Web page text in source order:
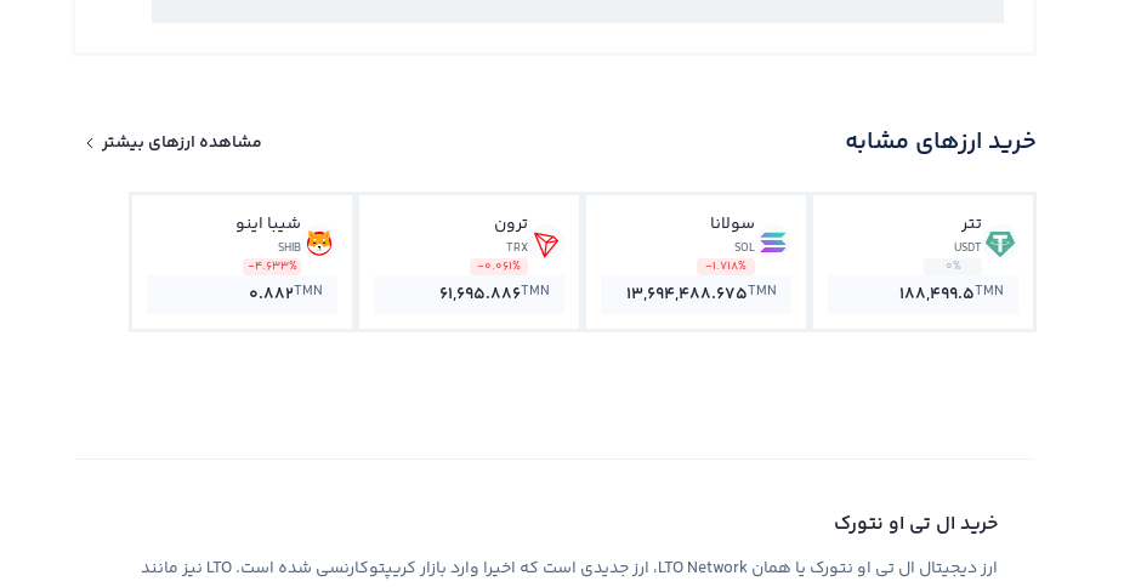
خرید ارزهای مشابه مشاهده ارزهای بیشتر
تتر
USDT
0%
188,499.5TMN
سولانا
SOL
-1.718%
13,694,488.675TMN
ترون
TRX
-0.061%
61,695.886TMN
شیبا اینو
SHIB
-4.633%
0.882TMN
خرید ال تی او نتورک
ارز دیجیتال ال تی او نتورک یا همان LTO Network، ارز جدیدی است که اخیرا وارد بازار کریپتوکارنسی شده است. LTO نیز مانند